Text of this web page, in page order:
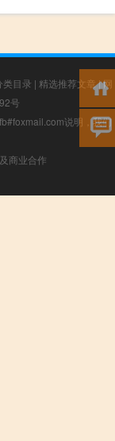
类目录 | 精选推荐文章|网
号
说明，我们
商业合作